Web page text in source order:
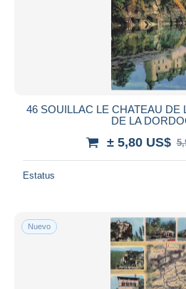
46 SOUILLAC LE CHATEAU DE
DE LA
± 5,80 US$
Estatus
Nuevo